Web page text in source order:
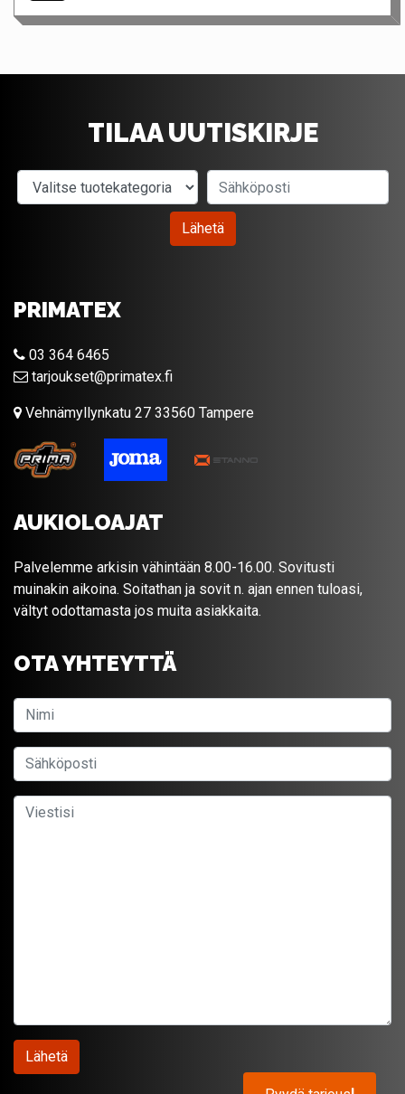
TILAA UUTISKIRJE
Valitse tuotekategoria
Lähetä
PRIMATEX
03 364 6465
tarjoukset@primatex.fi
Vehnämyllynkatu 27 33560 Tampere
AUKIOLOAJAT
Palvelemme arkisin vähintään 8.00-16.00. Sovitusti
muinakin aikoina. Soitathan ja sovit n. ajan ennen tuloasi,
vältyt odottamasta jos muita asiakkaita.
OTA YHTEYTTÄ